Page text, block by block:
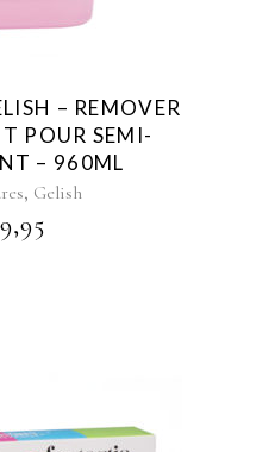
– REMOVER
POUR SEMI-
– 960ML
, Gelish